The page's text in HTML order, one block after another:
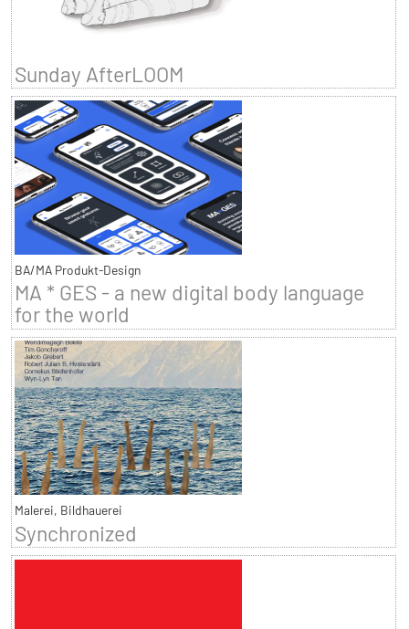
Sunday AfterLOOM
BA/MA Produkt-Design
MA * GES - a new digital body language
for the world
Malerei, Bildhauerei
Synchronized